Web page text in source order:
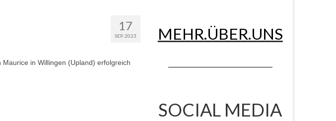
17
SEP. 2023
in Willingen (Upland) erfolgreich
MEHR.ÜBER.UNS
SOCIAL MEDIA